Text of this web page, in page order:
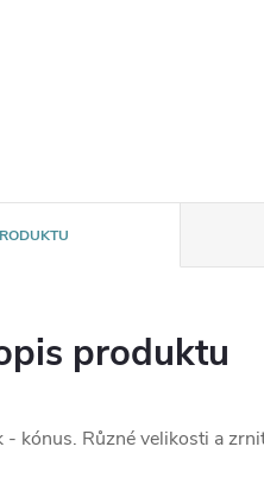
produktu
- kónus. Různé velikosti a